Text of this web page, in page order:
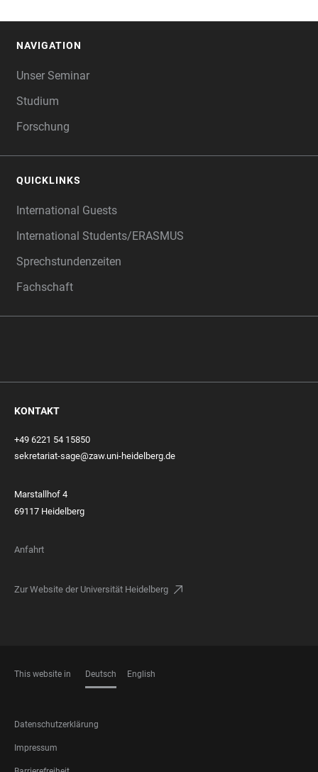
NAVIGATION
Unser Seminar
Studium
Forschung
QUICKLINKS
International Guests
International Students/ERASMUS
Sprechstundenzeiten
Fachschaft
KONTAKT
+49 6221 54 15850
sekretariat-sage@zaw.uni-heidelberg.de
Marstallhof 4
69117 Heidelberg
Anfahrt
Zur Website der Universität Heidelberg
This website in Deutsch English
FOOTER
LEGAL
Datenschutzerklärung
Impressum